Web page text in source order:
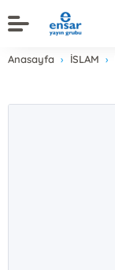
Anasayfa İSLAM